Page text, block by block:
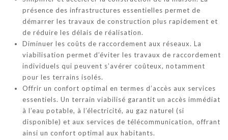
présence des infrastructures essentielles permet de
démarrer les travaux de construction plus rapidement et
de réduire les délais de réalisation.
Diminuer les coûts de raccordement aux réseaux. La
viabilisation permet d’éviter les travaux de raccordement
individuels qui peuvent s’avérer coûteux, notamment
pour les terrains isolés.
Offrir un confort optimal en termes d’accès aux services
essentiels. Un terrain viabilisé garantit un accès immédiat
à l’eau potable, à l’électricité, au gaz naturel (si
disponible) et aux services de télécommunication, offrant
ainsi un confort optimal aux habitants.